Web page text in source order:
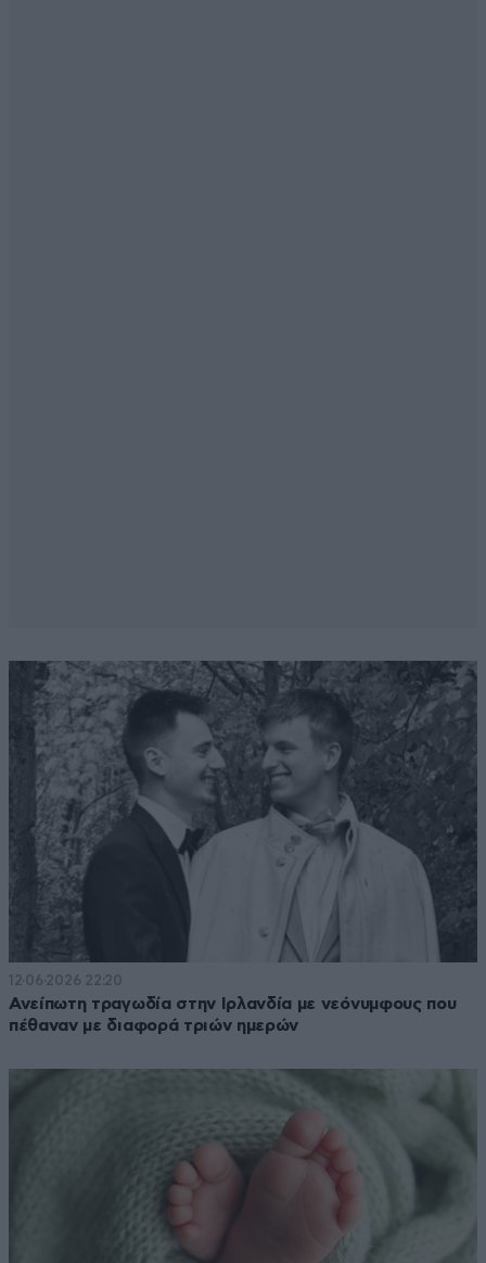
12·06·2026 22:20
Ανείπωτη τραγωδία στην Ιρλανδία με νεόνυμφους που
πέθαναν με διαφορά τριών ημερών